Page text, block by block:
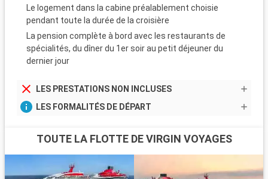
Le logement dans la cabine préalablement choisie
pendant toute la durée de la croisière
La pension complète à bord avec les restaurants de
spécialités, du dîner du 1er soir au petit déjeuner du
dernier jour
LES PRESTATIONS NON INCLUSES
LES FORMALITÉS DE DÉPART
TOUTE LA FLOTTE DE VIRGIN VOYAGES